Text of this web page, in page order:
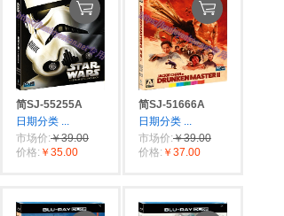
简SJ-55255A
日期分类 ...
市场价:￥39.00
价格: ￥35.00
简SJ-51666A
日期分类 ...
市场价:￥39.00
价格: ￥37.00